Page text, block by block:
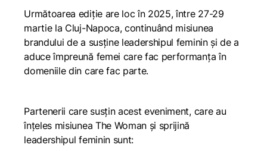
Următoarea ediție are loc în 2025, între 27-29
martie la Cluj-Napoca, continuând misiunea
brandului de a susține leadershipul feminin și de a
aduce împreună femei care fac performanța în
domeniile din care fac parte.
Partenerii care susțin acest eveniment, care au
înțeles misiunea The Woman și sprijină
leadershipul feminin sunt: